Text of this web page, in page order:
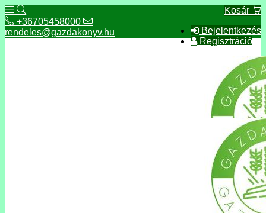
Kosár
Bejelentkezés
Regisztráció
+36705458000
rendeles@gazdakonyv.hu